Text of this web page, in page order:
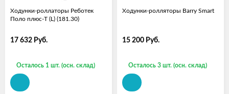
Ходунки-роллаторы Реботек
Поло плюс-T (L) (181.30)
17 632 Руб.
Осталось 1 шт. (осн. склад)
Ходунки-ролляторы Barry Smart
15 200 Руб.
Осталось 3 шт. (осн. склад)